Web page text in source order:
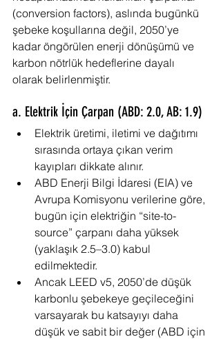
(conversion factors), aslında bugünkü
şebeke koşullarına değil, 2050’ye
kadar öngörülen enerji dönüşümü ve
karbon nötrlük hedeflerine dayalı
olarak belirlenmiştir.
a. Elektrik İçin Çarpan (ABD: 2.0, AB: 1.9)
Elektrik üretimi, iletimi ve dağıtımı
sırasında ortaya çıkan verim
kayıpları dikkate alınır.
ABD Enerji Bilgi İdaresi (EIA) ve
Avrupa Komisyonu verilerine göre,
bugün için elektriğin “site-to-
source” çarpanı daha yüksek
(yaklaşık 2.5–3.0) kabul
edilmektedir.
Ancak LEED v5, 2050’de düşük
karbonlu şebekeye geçileceğini
varsayarak bu katsayıyı daha
düşük ve sabit bir değer (ABD için